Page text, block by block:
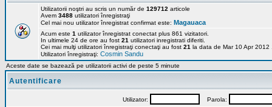
Utilizatorii noştri au scris un număr de 129712 articole
Avem 3488 utilizatori înregistraţi
Cel mai nou utilizator înregistrat confirmat este: Magauaca
Acum este 1 utilizator înregistrat conectat plus 861 vizitatori.
In ultimele 24 de ore au fost 21 utilizatori inregistrati diferiti.
Cei mai mulţi utilizatori înregistraţi conectaţi au fost 21 la data de Mar 10 Apr 2012
Utilizatori înregistraţi: Cosmin Sandu
Aceste date se bazează pe utilizatorii activi de peste 5 minute
Autentificare
Utilizator: Parola: